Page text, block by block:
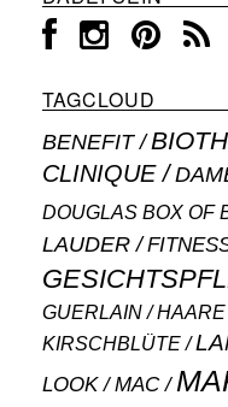
TAGCLOUD
BENEFIT
CLINIQUE
DOUGLAS BOX OF
LAUDER
GUERLAIN HAARE
KIRSCHBLÜTE
LOOK MAC